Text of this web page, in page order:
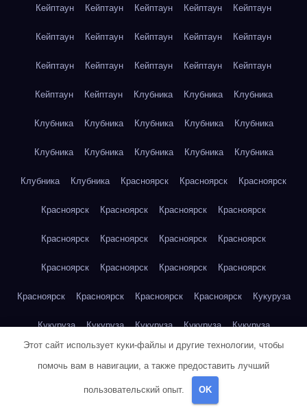
Кейптаун Кейптаун Кейптаун Кейптаун Кейптаун
Кейптаун Кейптаун Кейптаун Кейптаун Кейптаун
Кейптаун Кейптаун Кейптаун Кейптаун Кейптаун
Кейптаун Кейптаун Клубника Клубника Клубника
Клубника Клубника Клубника Клубника Клубника
Клубника Клубника Клубника Клубника Клубника
Клубника Клубника Красноярск Красноярск Красноярск
Красноярск Красноярск Красноярск Красноярск
Красноярск Красноярск Красноярск Красноярск
Красноярск Красноярск Красноярск Красноярск
Красноярск Красноярск Красноярск Красноярск Кукуруза
Кукуруза Кукуруза Кукуруза Кукуруза Кукуруза
Этот сайт использует куки-файлы и другие технологии, чтобы
помочь вам в навигации, а также предоставить лучший
пользовательский опыт. OK